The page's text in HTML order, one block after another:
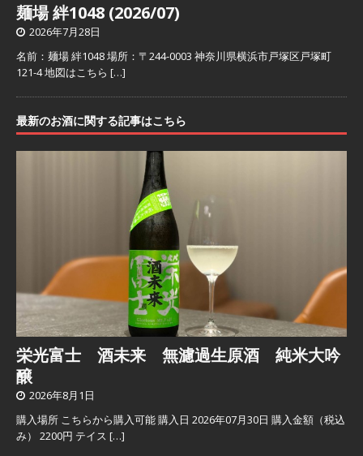
麺場 絆1048 (2026/07)
2026年7月28日
名前：麺場 絆1048 場所：〒244-0003 神奈川県横浜市戸塚区戸塚町
121-4 地図はこちら […]
最新のお酒に関する記事はこちら
栄光富士 酒未来 無濾過生原酒 純米大吟
醸
2026年8月1日
購入場所 こちらから購入可能 購入日 2026年07月30日 購入金額（税込
み） 2200円 テイス […]